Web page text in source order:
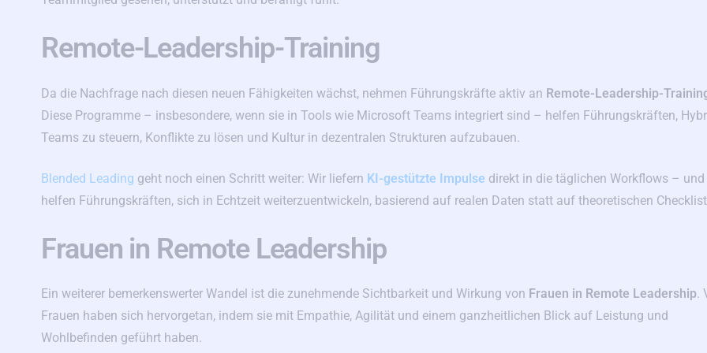
Remote-Leadership-Training
Da die Nachfrage nach diesen neuen Fähigkeiten wächst, nehmen Führungskräfte aktiv an Remote-Leadership-
Diese Programme – insbesondere, wenn sie in Tools wie Microsoft Teams integriert sind – helfen Führungskräften,
Teams zu steuern, Konflikte zu lösen und Kultur in dezentralen Strukturen aufzubauen.
Blended Leading geht noch einen Schritt weiter: Wir liefern KI-gestützte Impulse direkt in die täglichen Workflows – und
helfen Führungskräften, sich in Echtzeit weiterzuentwickeln, basierend auf realen Daten statt auf theoretischen
Frauen in Remote Leadership
Ein weiterer bemerkenswerter Wandel ist die zunehmende Sichtbarkeit und Wirkung von Frauen in Remote Leadership.
Frauen haben sich hervorgetan, indem sie mit Empathie, Agilität und einem ganzheitlichen Blick auf Leistung und
Wohlbefinden geführt haben.